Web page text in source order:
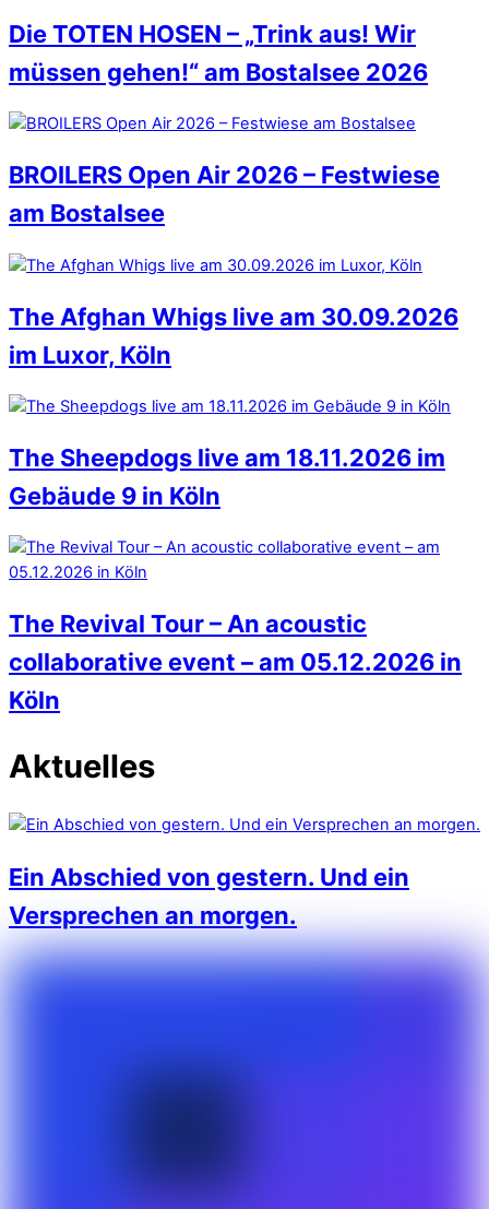
Die TOTEN HOSEN – „Trink aus! Wir
müssen gehen!“ am Bostalsee 2026
BROILERS Open Air 2026 – Festwiese
am Bostalsee
The Afghan Whigs live am 30.09.2026
im Luxor, Köln
The Sheepdogs live am 18.11.2026 im
Gebäude 9 in Köln
The Revival Tour – An acoustic
collaborative event – am 05.12.2026 in
Köln
Aktuelles
Ein Abschied von gestern. Und ein
Versprechen an morgen.